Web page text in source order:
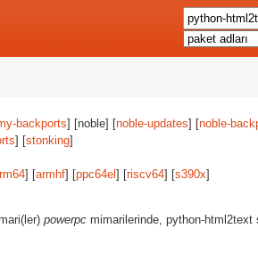
backports] [noble] [noble-updates] [noble-
] [stonking]
] [armhf] [ppc64el ] [riscv64] [s390x]
powerpc mimarilerinde, python-html2text